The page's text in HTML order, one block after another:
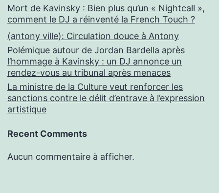
Mort de Kavinsky : Bien plus qu’un « Nightcall »,
comment le DJ a réinventé la French Touch ?
(antony ville): Circulation douce à Antony
Polémique autour de Jordan Bardella après
l’hommage à Kavinsky : un DJ annonce un
rendez-vous au tribunal après menaces
La ministre de la Culture veut renforcer les
sanctions contre le délit d’entrave à l’expression
artistique
Recent Comments
Aucun commentaire à afficher.